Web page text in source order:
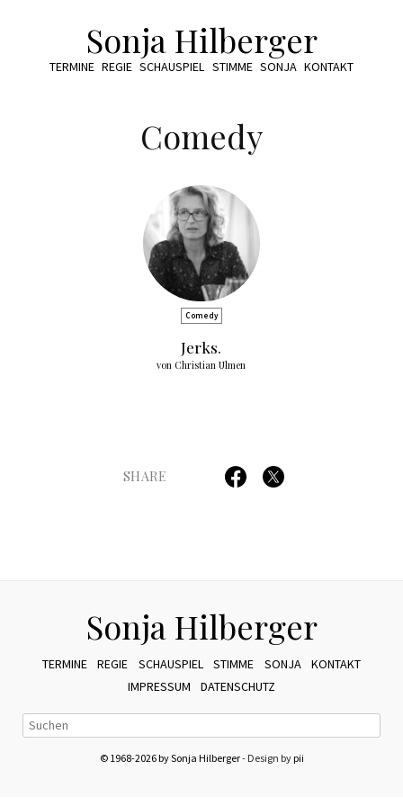
Sonja Hilberger
TERMINE REGIE SCHAUSPIEL STIMME SONJA KONTAKT
Comedy
Comedy
Jerks.
von Christian Ulmen
SHARE
Sonja Hilberger
TERMINE REGIE SCHAUSPIEL STIMME SONJA
KONTAKT
IMPRESSUM
DATENSCHUTZ
© 1968-2026 by Sonja Hilberger- Design bypii